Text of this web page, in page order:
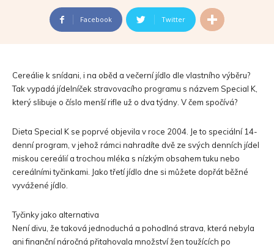
Facebook Twitter
Cereálie k snídani, i na oběd a večerní jídlo dle vlastního výběru?
Tak vypadá jídelníček stravovacího programu s názvem Special K,
který slibuje o číslo menší rifle už o dva týdny. V čem spočívá?
Dieta Special K se poprvé objevila v roce 2004. Je to speciální 14-
denní program, v jehož rámci nahradíte dvě ze svých denních jídel
miskou cereálií a trochou mléka s nízkým obsahem tuku nebo
cereálními tyčinkami. Jako třetí jídlo dne si můžete dopřát běžné
vyvážené jídlo.
Tyčinky jako alternativa
Není divu, že taková jednoduchá a pohodlná strava, která nebyla
ani finanční náročná přitahovala množství žen toužících po